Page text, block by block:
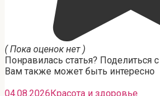
( Пока оценок нет )
Понравилась статья? Поделиться
Вам также может быть интересно
04.08.2026Красота и здоровье